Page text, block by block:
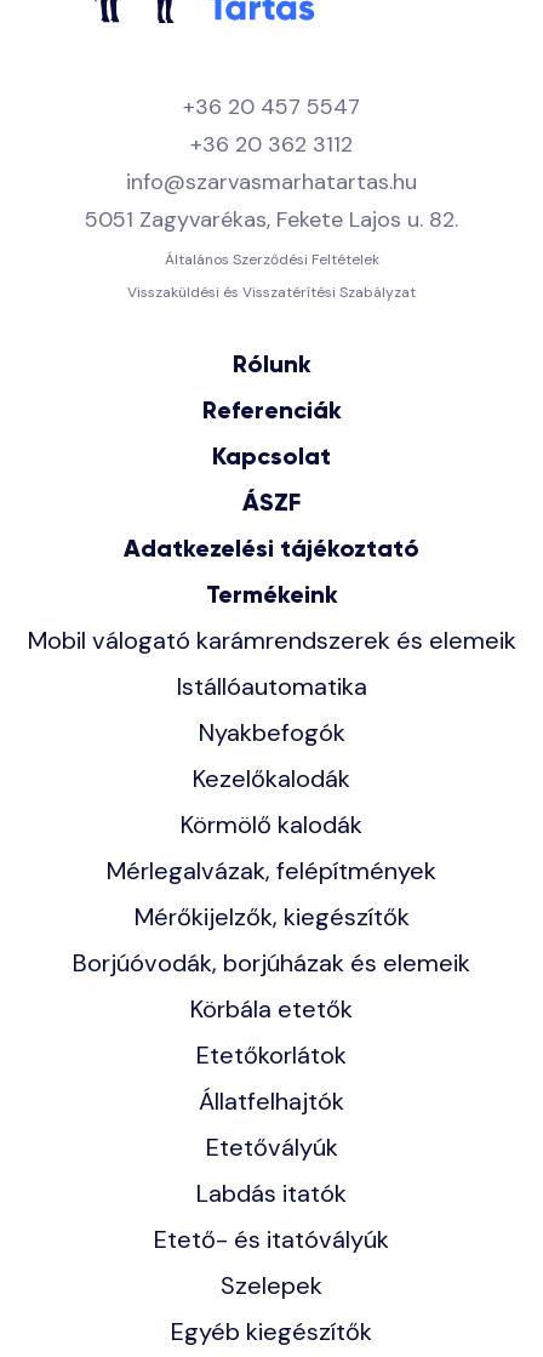
+36 20 457 5547
+36 20 362 3112
info@szarvasmarhatartas.hu
5051 Zagyvarékas, Fekete Lajos u. 82.
Általános Szerződési Feltételek
Visszaküldési és Visszatérítési Szabályzat
Rólunk
Referenciák
Kapcsolat
ÁSZF
Adatkezelési tájékoztató
Termékeink
Mobil válogató karámrendszerek és elemeik
Istállóautomatika
Nyakbefogók
Kezelőkalodák
Körmölő kalodák
Mérlegalvázak, felépítmények
Mérőkijelzők, kiegészítők
Borjúóvodák, borjúházak és elemeik
Körbála etetők
Etetőkorlátok
Állatfelhajtók
Etetővályúk
Labdás itatók
Etető- és itatóvályúk
Szelepek
Egyéb kiegészítők